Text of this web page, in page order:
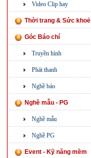
Video Clip hay
Thời trang & Sức khoẻ
Góc Báo chí
Truyền hình
Phát thanh
Nghề báo
Nghề mẫu - PG
Nghề mẫu
Nghề PG
Event - Kỹ năng mềm